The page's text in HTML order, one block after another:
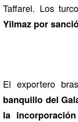
Taffarel. Los
Yilmaz por
El exportero
banquillo del
la